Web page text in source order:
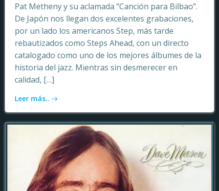
Pat Metheny y su aclamada “Canción para Bilbao”.
De Japón nos llegan dos excelentes grabaciones,
por un lado los americanos Step, más tarde
rebautizados como Steps Ahead, con un directo
catalogado como uno de los mejores álbumes de la
historia del jazz. Mientras sin desmerecer en
calidad, […]
Leer más..